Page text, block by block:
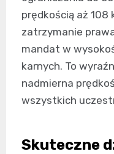
prędkością aż 108
zatrzymanie
mandat w
karnych. To
nadmierna
wszystkich
Skuteczne